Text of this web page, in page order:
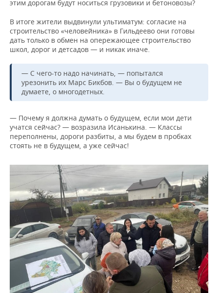
этим дорогам будут носиться грузовики и бетоновозы?
В итоге жители выдвинули ультиматум: согласие на
строительство «человейника» в Гильдеево они готовы
дать только в обмен на опережающее строительство
школ, дорог и детсадов — и никак иначе.
— С чего-то надо начинать, — попытался
урезонить их Марс Бикбов. — Вы о будущем не
думаете, о многодетных.
— Почему я должна думать о будущем, если мои дети
учатся сейчас? — возразила Исанькина. — Классы
переполнены, дороги разбиты, а мы будем в пробках
стоять не в будущем, а уже сейчас!